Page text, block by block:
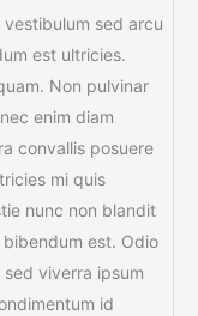
sed arcu
est ultricies.
Non pulvinar
enim diam
convallis posuere
mi quis
nunc non blandit
est. Odio
viverra ipsum
id